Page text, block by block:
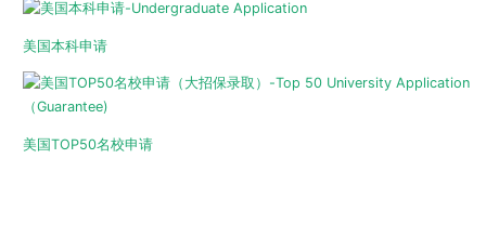
美国本科申请
美国TOP50名校申请